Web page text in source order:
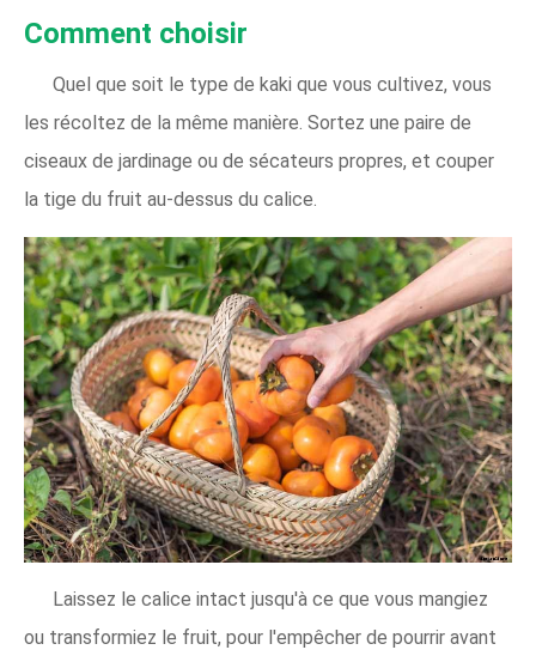
Comment choisir
Quel que soit le type de kaki que vous cultivez, vous
les récoltez de la même manière. Sortez une paire de
ciseaux de jardinage ou de sécateurs propres, et couper
la tige du fruit au-dessus du calice.
Laissez le calice intact jusqu'à ce que vous mangiez
ou transformiez le fruit, pour l'empêcher de pourrir avant